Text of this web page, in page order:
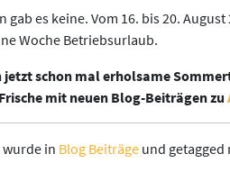
gab es keine. Vom 16. bis 20.
Woche Betriebsurlaub.
jetzt schon mal erholsame
mit neuen Blog-Beiträgen zu
wurde in Blog Beiträge und getagged